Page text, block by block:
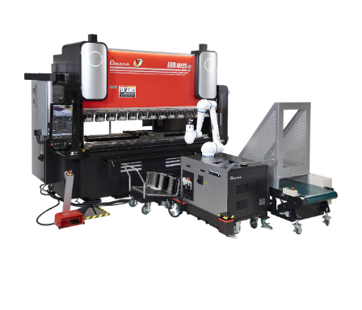
メルマガ登録
お問い合わせ
カタログ請求
実機見学申し込み